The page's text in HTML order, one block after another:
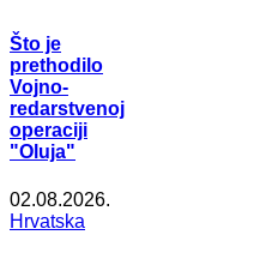
Što je
prethodilo
Vojno-
redarstvenoj
operaciji
"Oluja"
02.08.2026.
Hrvatska